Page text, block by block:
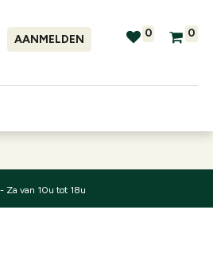
AANMELDEN 0 0
Za van 10u tot 18u